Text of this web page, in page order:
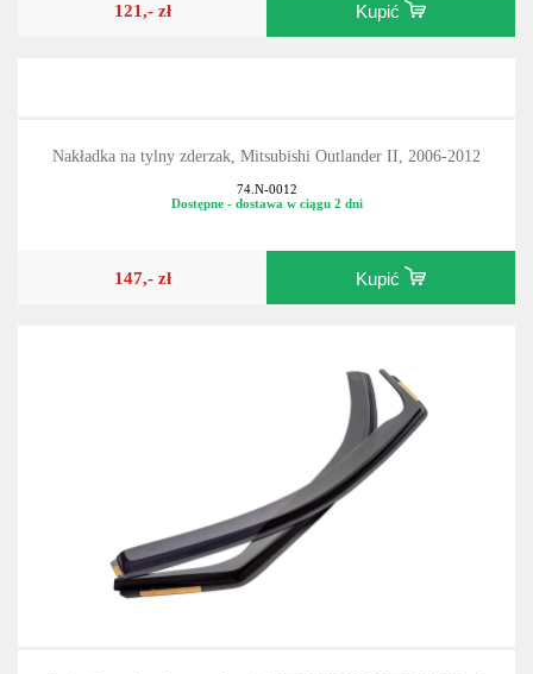
121,- zł Kupić
Nakładka na tylny zderzak, Mitsubishi Outlander II, 2006-2012
74.N-0012
Dostępne - dostawa w ciągu 2 dni
147,- zł Kupić